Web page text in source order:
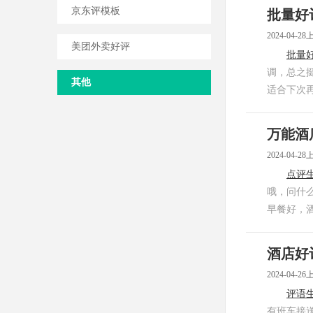
京东评模板
美团外卖好评
其他
批量好
2024-04-28
批量
调，总之
适合下次
万能酒
2024-04-28
点评
哦，问什
早餐好，
酒店好
2024-04-26
评语